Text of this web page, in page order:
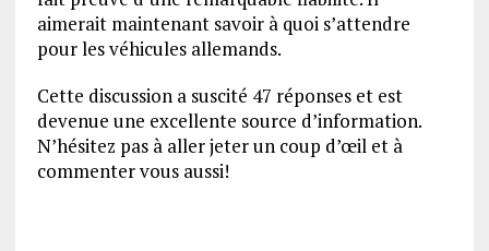
aimerait maintenant savoir à quoi s’attendre
pour les véhicules allemands.
Cette discussion a suscité 47 réponses et est
devenue une excellente source d’information.
N’hésitez pas à aller jeter un coup d’œil et à
commenter vous aussi!